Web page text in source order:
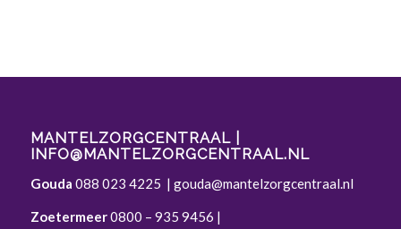
MANTELZORGCENTRAAL |
INFO@MANTELZORGCENTRAAL.NL
Gouda 088 023 4225 | gouda@mantelzorgcentraal.nl
Zoetermeer0800 – 935 9456 |